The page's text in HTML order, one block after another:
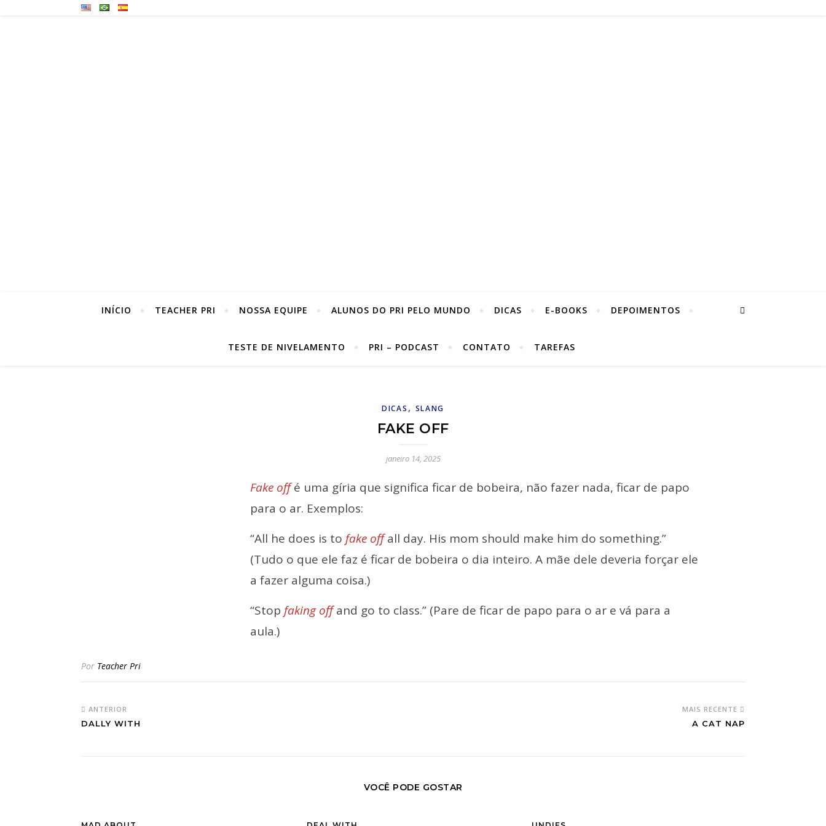
INÍCIO TEACHER PRI NOSSA EQUIPE ALUNOS DO PRI PELO MUNDO DICAS E-BOOKS DEPOIMENTOS
TESTE DE NIVELAMENTO PRI – PODCAST CONTATO TAREFAS
DICAS , SLANG
FAKE OFF
janeiro 14, 2025
Fake offé uma gíria que significa ficar de bobeira, não fazer nada, ficar de papo
para o ar. Exemplos:
“All he does is tofake offall day. His mom should make him do something.”
(Tudo o que ele faz é ficar de bobeira o dia inteiro. A mãe dele deveria forçar ele
a fazer alguma coisa.)
“Stopfaking offand go to class.” (Pare de ficar de papo para o ar e vá para a
aula.)
Por Teacher Pri
ANTERIOR
DALLY WITH
MAIS RECENTE
A CAT NAP
VOCÊ PODE GOSTAR